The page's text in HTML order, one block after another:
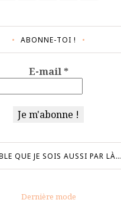
ABONNE-TOI !
E-mail*
QUE JE SOIS AUSSI PAR LÀ…
Dernière mode